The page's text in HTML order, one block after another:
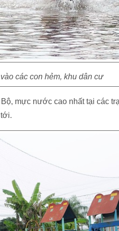
các con hẻm, khu dân cư
mực nước cao nhất tại các